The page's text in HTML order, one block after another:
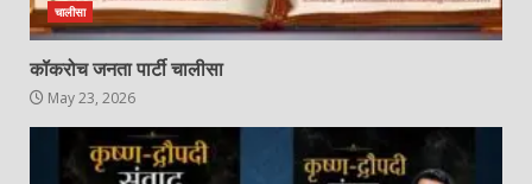
चालीसा
कॉकरोच जनता पार्टी चालीसा
May 23, 2026